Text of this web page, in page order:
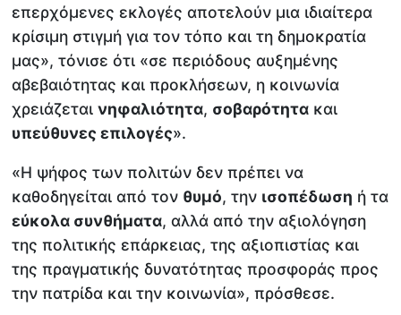
επερχόμενες εκλογές αποτελούν μια ιδιαίτερα
κρίσιμη στιγμή για τον τόπο και τη δημοκρατία
μας», τόνισε ότι «σε περιόδους αυξημένης
αβεβαιότητας και προκλήσεων, η κοινωνία
χρειάζεταινηφαλιότητα, σοβαρότητα και
υπεύθυνες επιλογές».
«Η ψήφος των πολιτών δεν πρέπει να
καθοδηγείται από τον θυμό, την ισοπέδωση ή τα
εύκολα συνθήματα, αλλά από την αξιολόγηση
της πολιτικής επάρκειας, της αξιοπιστίας και
της πραγματικής δυνατότητας προσφοράς προς
την πατρίδα και την κοινωνία», πρόσθεσε.